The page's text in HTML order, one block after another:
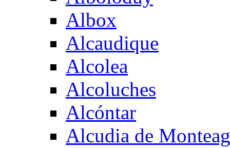
Albox
Alcaudique
Alcolea
Alcoluches
Alcóntar
Alcudia de